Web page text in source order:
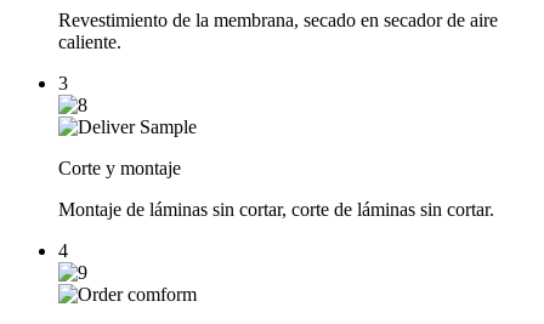
Revestimiento de la membrana, secado en secador de aire
caliente.
3
Corte y montaje
Montaje de láminas sin cortar, corte de láminas sin cortar.
4